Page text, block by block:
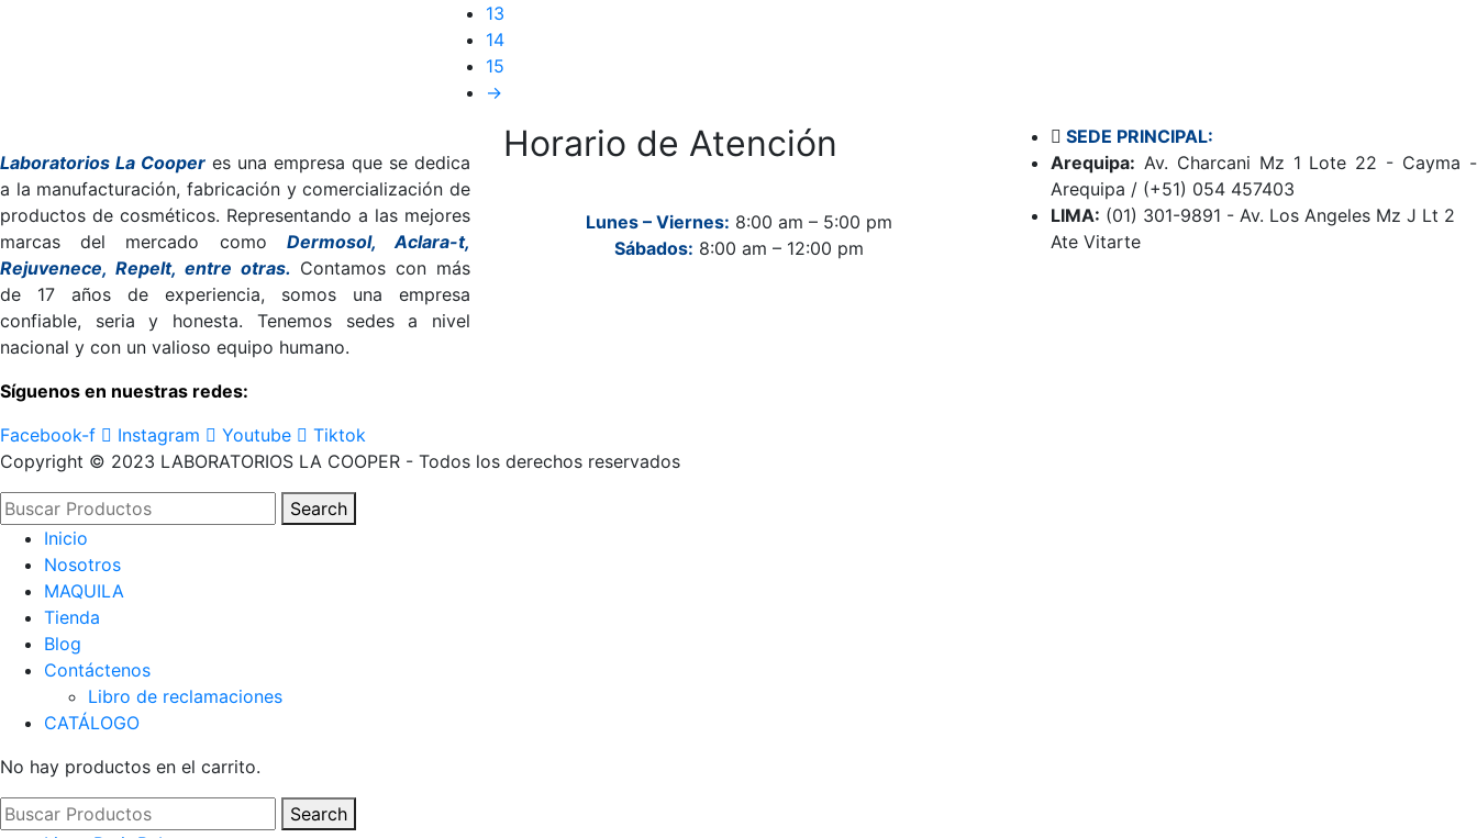
13
14
15
→
Laboratorios La Cooper es una empresa que se dedica
a la manufacturación, fabricación y comercialización de
productos de cosméticos. Representando a las mejores
marcas del mercado como Dermosol, Aclara-t,
Rejuvenece, Repelt, entre otras. Contamos con más
de 17 años de experiencia, somos una empresa
confiable, seria y honesta. Tenemos sedes a nivel
nacional y con un valioso equipo humano.
Síguenos en nuestras redes:
Facebook-f
Instagram Youtube Tiktok
Horario de Atención
Lunes – Viernes: 8:00 am – 5:00 pm
Sábados: 8:00 am – 12:00 pm
SEDE PRINCIPAL:
Arequipa: Av. Charcani Mz 1 Lote 22 - Cayma -
Arequipa / (+51) 054 457403
LIMA: (01) 301-9891 - Av. Los Angeles Mz J Lt 2
Ate Vitarte
Copyright © 2023 LABORATORIOS LA COOPER - Todos los derechos reservados
Search
Inicio
Nosotros
MAQUILA
Tienda
Blog
Contáctenos
Libro de reclamaciones
CATÁLOGO
No hay productos en el carrito.
Search